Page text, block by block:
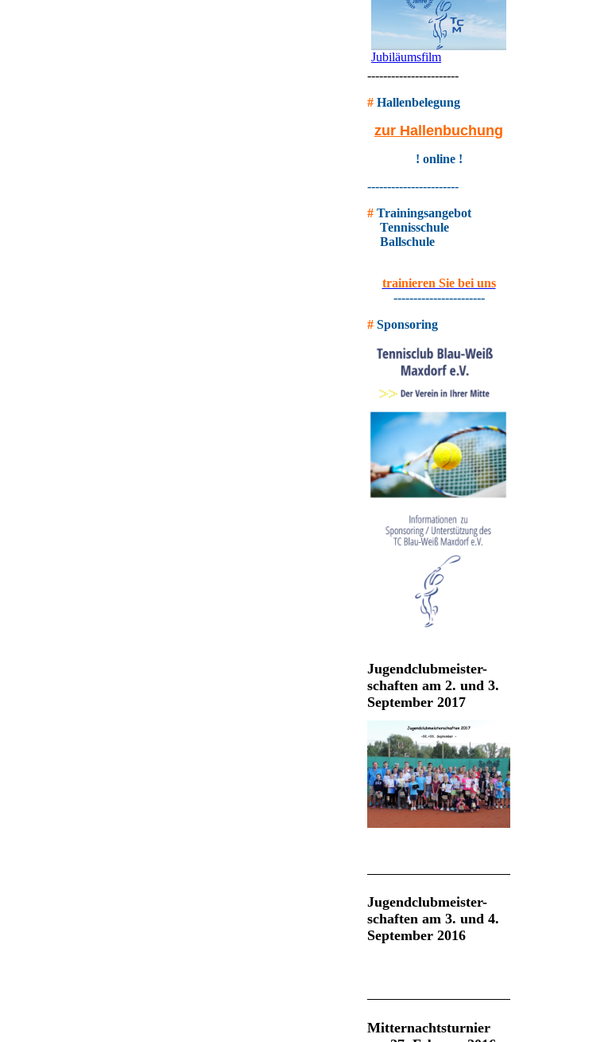
Jubiläumsfilm
-----------------------
# Hallenbelegung
zur Hallenbuchung
! online !
-----------------------
# Trainingsangebot
Tennisschule
Ballschule
trainieren Sie bei uns
-----------------------
# Sponsoring
Jugendclubmeister-
schaften am 2. und 3.
September 2017
Jugendclubmeister-
schaften am 3. und 4.
September 2016
Mitternachtsturnier